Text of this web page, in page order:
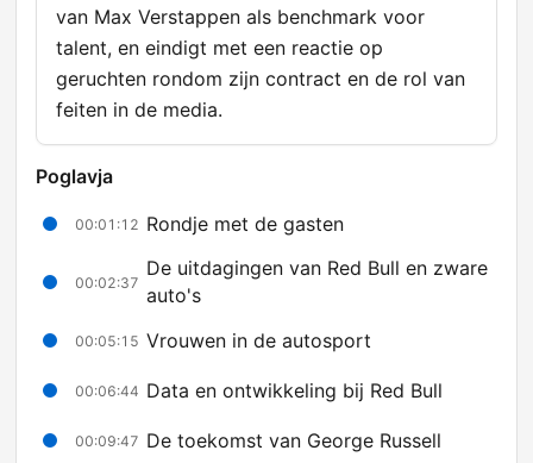
van Max Verstappen als benchmark voor
talent, en eindigt met een reactie op
geruchten rondom zijn contract en de rol van
feiten in de media.
Poglavja
00:01:12 Rondje met de gasten
00:02:37
De uitdagingen van Red Bull en zware
auto's
00:05:15 Vrouwen in de autosport
00:06:44 Data en ontwikkeling bij Red Bull
00:09:47 De toekomst van George Russell